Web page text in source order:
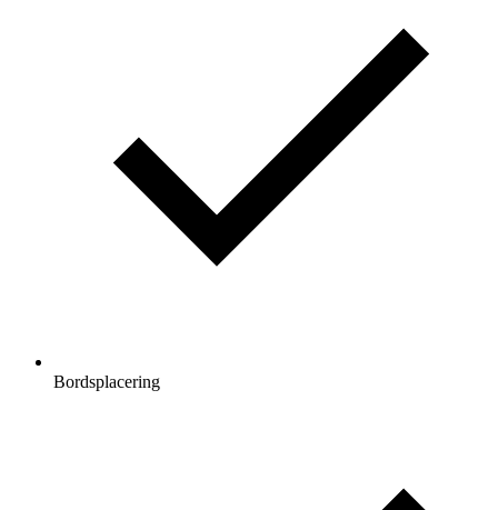
Bordsplacering